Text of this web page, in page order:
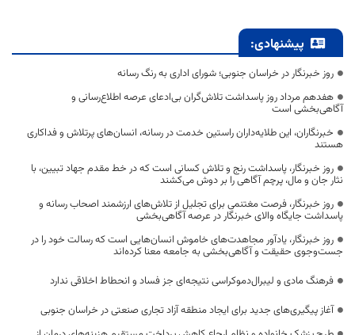
پیشنهادی:
روز خبرنگار در خراسان جنوبی؛ شورای اداری به رنگ رسانه
هفدهم مرداد روز پاسداشت تلاش‌گران بی‌ادعای عرصه اطلاع‌رسانی و
آگاهی‌بخشی است
خبرنگاران، این طلایه‌داران راستین خدمت در رسانه، انسان‌های پرتلاش و فداکاری
هستند
روز خبرنگار، پاسداشت رنج و تلاش کسانی است که در خط مقدم جهاد تبیین، با
نثار جان و مال، پرچم آگاهی را بر دوش می‌کشند
روز خبرنگار، فرصت مغتنمی برای تجلیل از تلاش‌های ارزشمند اصحاب رسانه و
پاسداشت جایگاه والای خبرنگار در عرصه آگاهی‌بخشی
روز خبرنگار، یادآور مجاهدت‌های خاموش انسان‌هایی است که رسالت خود را در
جست‌وجوی حقیقت و آگاهی‌بخشی به جامعه معنا کرده‌اند
فرهنگ مادی و لیبرال‌دموکراسی نتیجه‌ای جز فساد و انحطاط اخلاقی ندارد
آغاز پیگیری‌های جدید برای ایجاد منطقه آزاد تجاری صنعتی در خراسان جنوبی